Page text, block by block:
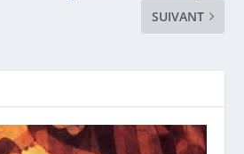
SUIVANT